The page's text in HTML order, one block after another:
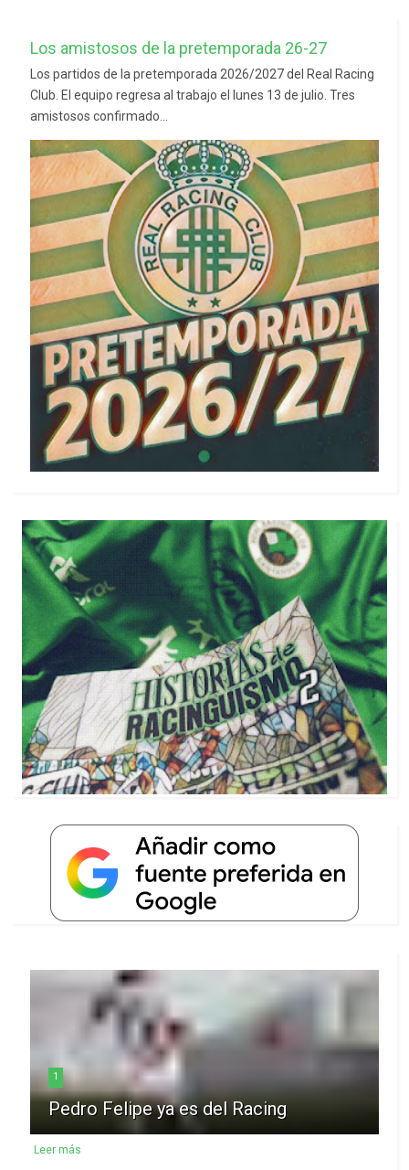
Los amistosos de la pretemporada 26-27
Los partidos de la pretemporada 2026/2027 del Real Racing
Club. El equipo regresa al trabajo el lunes 13 de julio. Tres
amistosos confirmado...
1
Pedro Felipe ya es del Racing
Leer más